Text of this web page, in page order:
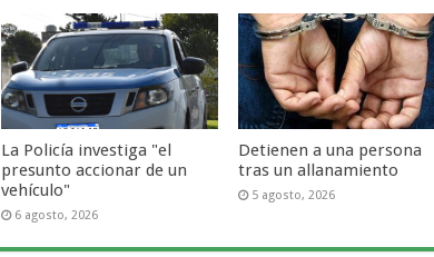
La Policía investiga "el
presunto accionar de un
vehículo"
6 agosto, 2026
Detienen a una persona
tras un allanamiento
5 agosto, 2026